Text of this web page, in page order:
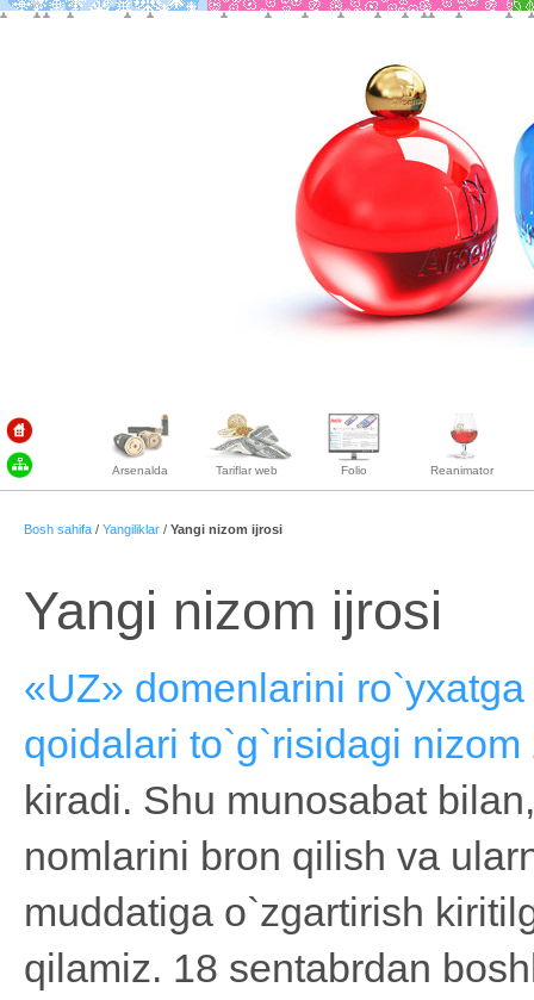
Arsenalda Tariflar web Folio Reanimator
Bosh sahifa / Yangiliklar / Yangi nizom ijrosi
Yangi nizom ijrosi
«UZ» domenlarini
qoidalari to`g`risidagi nizom
kiradi. Shu munosabat
nomlarini bron qilish va
muddatiga o`zgartirish
qilamiz. 18 sentabrdan